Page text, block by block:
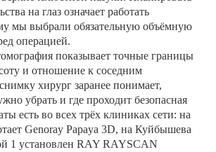
на глаз означает работать
мы выбрали обязательную объёмную
операцией.
показывает точные границы
и отношение к соседним
хирург заранее понимает,
убрать и где проходит безопасная
есть во всех трёх клиниках сети: на
Genoray Papaya 3D, на Куйбышева
1 установлен RAY RAYSCAN